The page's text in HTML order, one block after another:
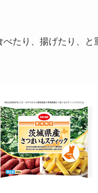
べたり、揚げたり、と